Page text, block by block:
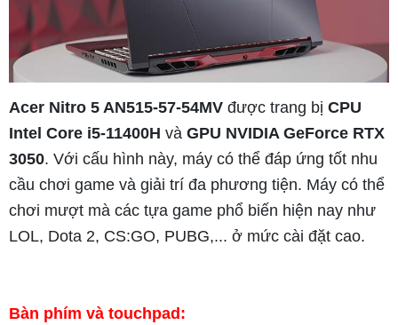
Acer Nitro 5 AN515-57-54MV được trang bị CPU
Intel Core i5-11400H và GPU NVIDIA GeForce RTX
3050. Với cấu hình này, máy có thể đáp ứng tốt nhu
cầu chơi game và giải trí đa phương tiện. Máy có thể
chơi mượt mà các tựa game phổ biến hiện nay như
LOL, Dota 2, CS:GO, PUBG,... ở mức cài đặt cao.
Bàn phím và touchpad: